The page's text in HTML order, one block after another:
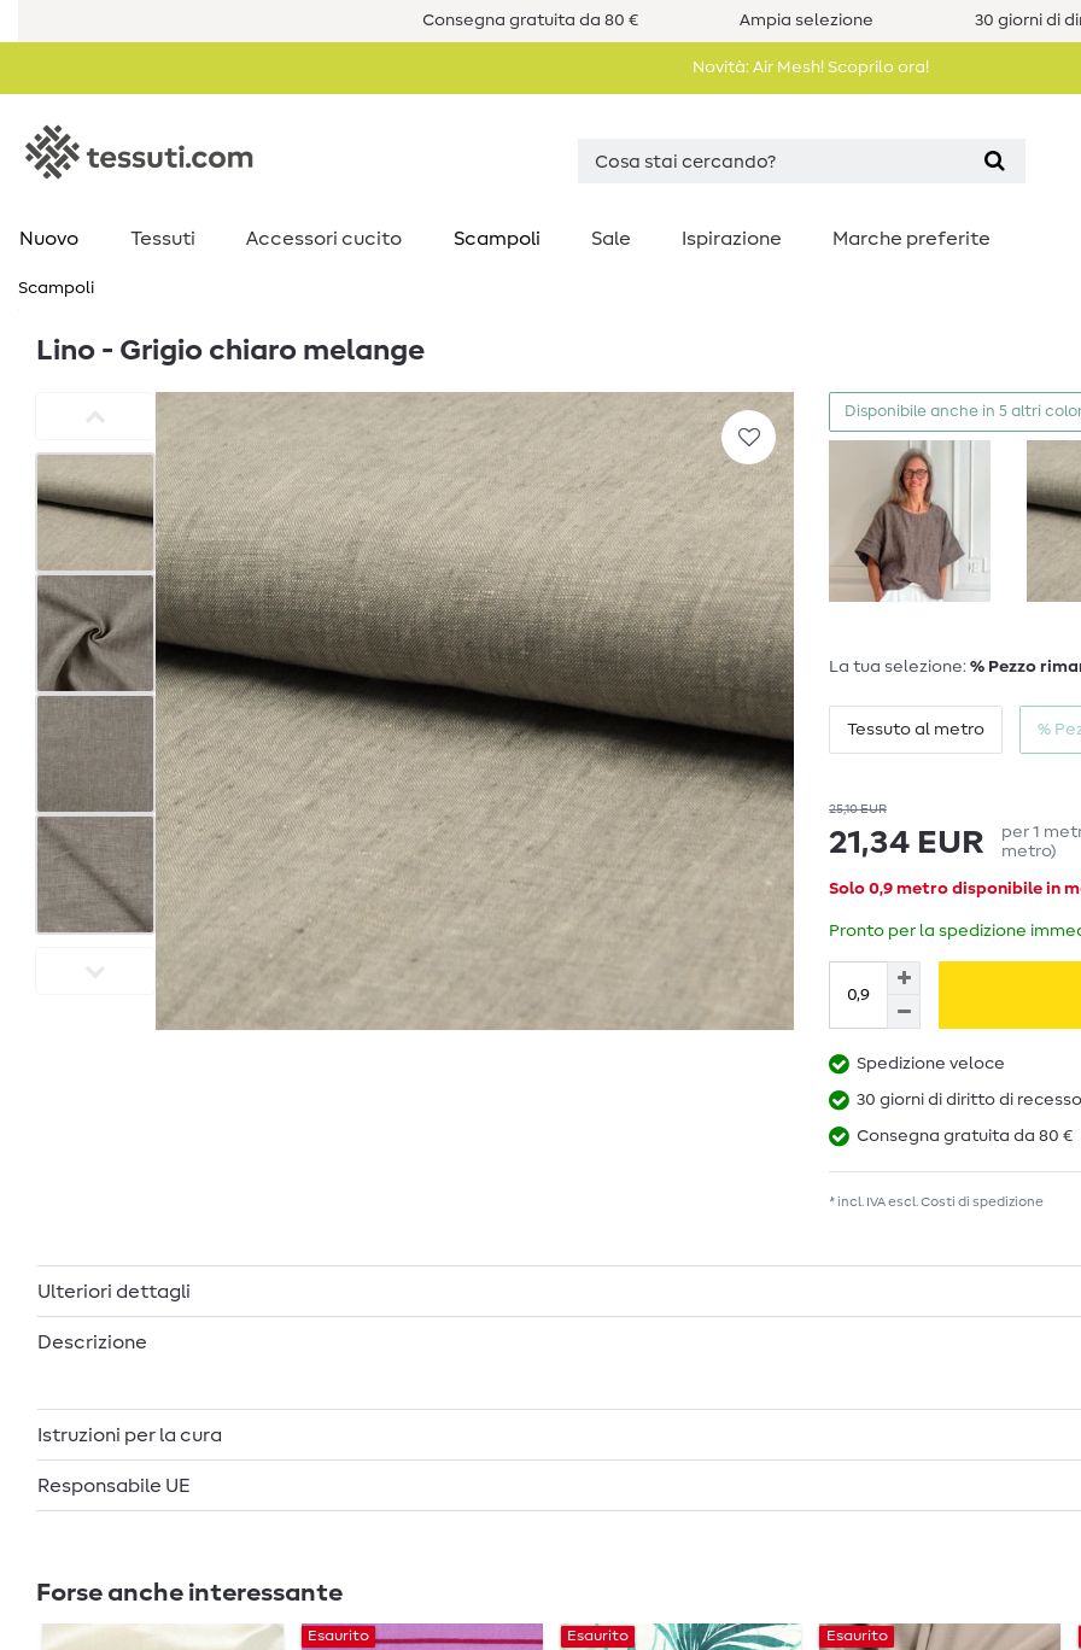
Consegna gratuita da 80 € Ampia selezione 30 giorni di
Novità: Air Mesh! Scoprilo ora!
Nuovo Tessuti Accessori cucito Scampoli Sale Ispirazione Marche preferite
Scampoli
Lino - Grigio chiaro melange
Disponibile anche in 5 altri
La tua selezione: % Pezzo
Tessuto al metro %
25,10 EUR
21,34 EUR per 1
metro)
Solo 0,9 metro disponibile in
Pronto per la spedizione
Spedizione veloce
30 giorni di diritto di recesso
Consegna gratuita da 80 €
* incl. IVA escl.Costi di spedizione
Ulteriori dettagli
Descrizione
Istruzioni per la cura
Responsabile UE
Forse anche interessante
Esaurito Esaurito Esaurito